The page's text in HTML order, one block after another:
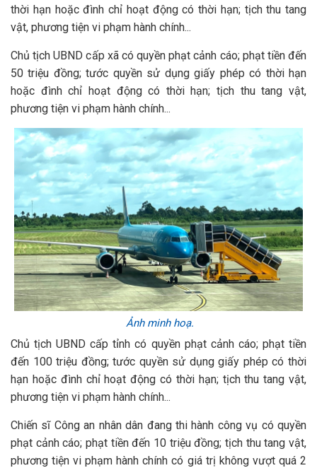
thời hạn hoặc đình chỉ hoạt động có thời hạn; tịch thu tang
vật, phương tiện vi phạm hành chính...
Chủ tịch UBND cấp xã có quyền phạt cảnh cáo; phạt tiền đến
50 triệu đồng; tước quyền sử dụng giấy phép có thời hạn
hoặc đình chỉ hoạt động có thời hạn; tịch thu tang vật,
phương tiện vi phạm hành chính...
Ảnh minh hoạ.
Chủ tịch UBND cấp tỉnh có quyền phạt cảnh cáo; phạt tiền
đến 100 triệu đồng; tước quyền sử dụng giấy phép có thời
hạn hoặc đình chỉ hoạt động có thời hạn; tịch thu tang vật,
phương tiện vi phạm hành chính...
Chiến sĩ Công an nhân dân đang thi hành công vụ có quyền
phạt cảnh cáo; phạt tiền đến 10 triệu đồng; tịch thu tang vật,
phương tiện vi phạm hành chính có giá trị không vượt quá 2